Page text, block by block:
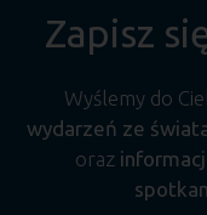
Zapisz
Wyślemy do
wydarzeń ze
oraz